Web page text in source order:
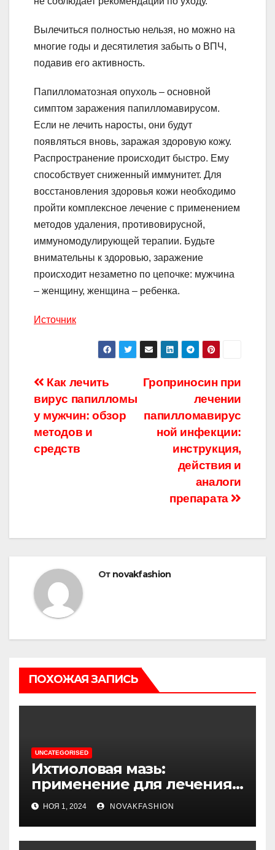
Вылечиться полностью нельзя, но можно на
многие годы и десятилетия забыть о ВПЧ,
подавив его активность.
Папилломатозная опухоль – основной
симптом заражения папилломавирусом.
Если не лечить наросты, они будут
появляться вновь, заражая здоровую кожу.
Распространение происходит быстро. Ему
способствует сниженный иммунитет. Для
восстановления здоровья кожи необходимо
пройти комплексное лечение с применением
методов удаления, противовирусной,
иммуномодулирующей терапии. Будьте
внимательны к здоровью, заражение
происходит незаметно по цепочке: мужчина
– женщину, женщина – ребенка.
Источник
Навигация
по
записям
Гроприносин при
лечении
папилломавирус
ной инфекции:
инструкция,
действия и
аналоги
препарата
Как лечить
вирус папилломы
у мужчин: обзор
методов и
средств
От novakfashion
ПОХОЖАЯ ЗАПИСЬ
UNCATEGORISED
Ихтиоловая мазь:
применение для лечения
фурункулов
НОЯ 1, 2024 NOVAKFASHION